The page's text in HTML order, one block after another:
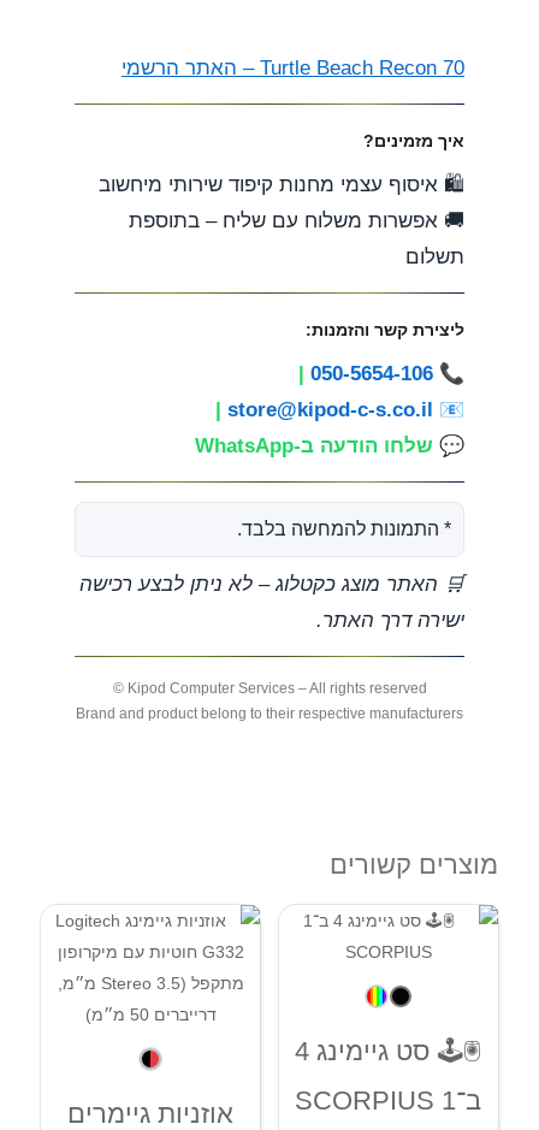
Turtle Beach Recon 70 – האתר הרשמי
איך מזמינים?
🛍️ איסוף עצמי מחנות קיפוד שירותי מיחשוב
🚚 אפשרות משלוח עם שליח – בתוספת
תשלום
ליצירת קשר והזמנות:
📞
050-5654-106
📧
store@kipod-c-s.co.il
💬 שלחו הודעה ב-WhatsApp
* התמונות להמחשה בלבד.
🛒 האתר מוצג כקטלוג – לא ניתן לבצע רכישה
ישירה דרך האתר.
Kipod Computer Services – All rights reserved ©
Brand and product belong to their respective manufacturers
מוצרים קשורים
🖲🕹 סט גיימינג 4
ב־1 SCORPIUS
אוזניות גיימרים